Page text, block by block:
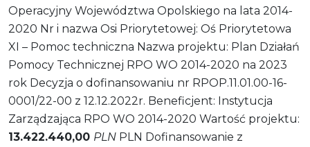
Operacyjny Województwa Opolskiego na lata 2014-
2020 Nr i nazwa Osi Priorytetowej: Oś Priorytetowa
XI – Pomoc techniczna Nazwa projektu: Plan Działań
Pomocy Technicznej RPO WO 2014-2020 na 2023
rok Decyzja o dofinansowaniu nr RPOP.11.01.00-16-
0001/22-00 z 12.12.2022r. Beneficjent: Instytucja
Zarządzająca RPO WO 2014-2020 Wartość projektu:
13.422.440,00 PLN PLN Dofinansowanie z